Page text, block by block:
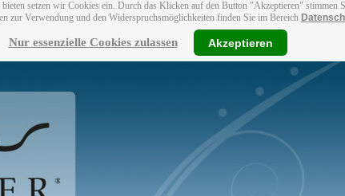
setzen wir Cookies ein. Durch das Klicken auf den Button "Akzeptieren" stimmen
zur Verwendung und den Widerspruchsmöglichkeiten finden Sie im Bereich
Nur essenzielle Cookies zulassen Akzeptieren